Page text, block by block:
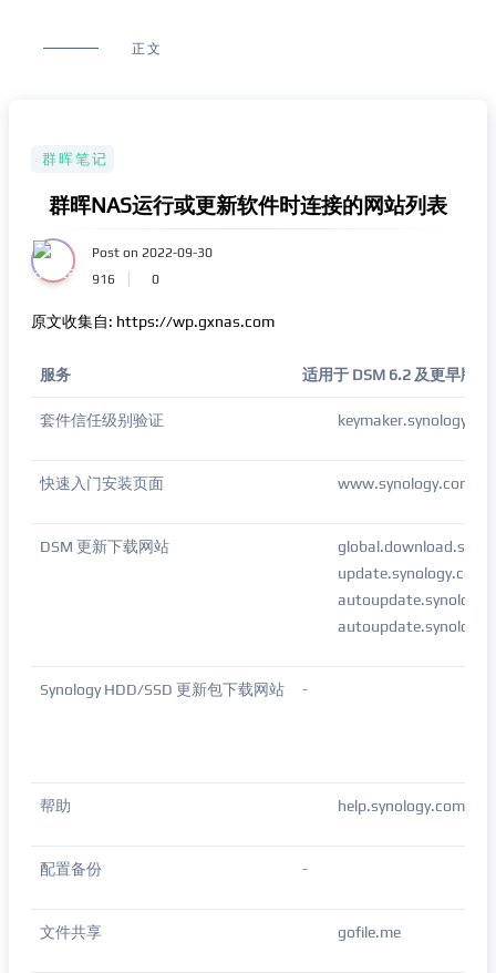
正文
群晖笔记
群晖NAS运行或更新软件时连接的网站列表
Post on 2022-09-30
916
0
原文收集自: https://wp.gxnas.com
服务 适用于 DSM 6.2 及更早版
套件信任级别验证
快速入门安装页面 www.synology.com/
DSM 更新下载网站
update.synology.com
Synology HDD/SSD 更新包下载网站 -
帮助 help.synology.com
配置备份 -
文件共享 gofile.me